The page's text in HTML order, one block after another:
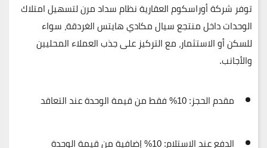
توفر شركة أوراسكوم العقاريةنظام سداد مرن لتسهيل امتلاك
الوحدات داخلمنتجع سيال مكادي هايتس الغردقة، سواء
للسكن أو الاستثمار، مع التركيز علىجذب العملاء المحليين
والأجانب.
مقدم الحجز:
الدفع عند الاستلام: